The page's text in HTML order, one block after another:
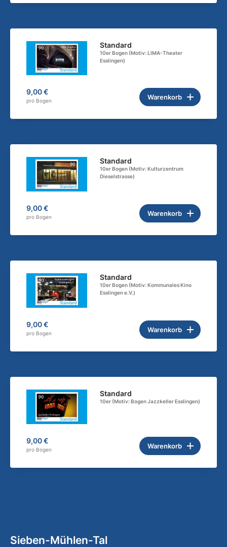
Standard
10er Bogen (Motiv: LIMA-Theater
Esslingen)
9,00 €
pro Bogen Warenkorb
Standard
10er Bogen (Motiv: Kulturzentrum
Dieselstrasse)
9,00 €
pro Bogen Warenkorb
Standard
10er Bogen (Motiv: Kommunales Kino
Esslingen e.V.)
9,00 €
pro Bogen Warenkorb
Standard
10er (Motiv: Bogen Jazzkeller Esslingen)
9,00 €
pro Bogen Warenkorb
Sieben-Mühlen-Tal